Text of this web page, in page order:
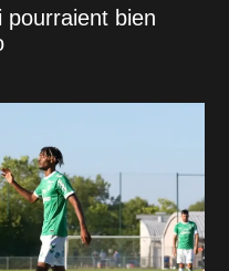
pourraient bien